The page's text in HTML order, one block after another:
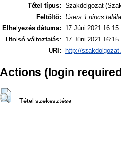
Tétel típus: Szakdolgozat
Feltöltő:
Users 1 nincs
Elhelyezés dátuma:
17 Júni 2021 16:15
Utolsó változtatás:
17 Júni 2021 16:15
URI:
http://
Actions (login
Tétel szekesztése